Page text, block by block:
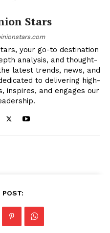
Stars
your go-to destination
analysis, and thought-
latest trends, news, and
to delivering high-
inspires, and engages our
POST: